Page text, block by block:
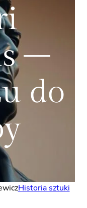
–
do
Historia sztuki